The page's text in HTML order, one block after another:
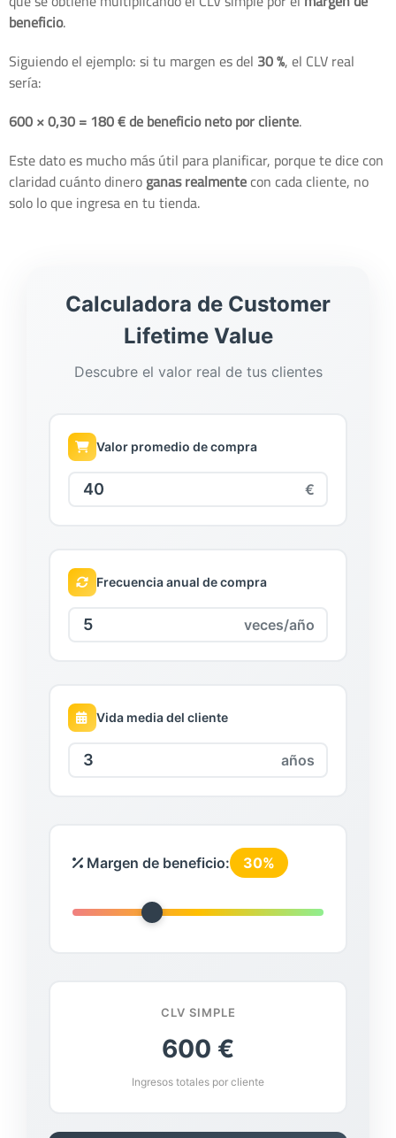
beneficio.
Siguiendo el ejemplo: si tu margen es del 30 %, el CLV real
sería:
600 × 0,30 = 180 € de beneficio neto por cliente.
Este dato es mucho más útil para planificar, porque te dice con
claridad cuánto dineroganas realmentecon cada cliente, no
solo lo que ingresa en tu tienda.
Calculadora de Customer
Lifetime Value
Descubre el valor real de tus clientes
Valor promedio de compra
€
Frecuencia anual de compra
veces/año
Vida media del cliente
años
Margen de beneficio: 30%
CLV SIMPLE
600 €
Ingresos totales por cliente